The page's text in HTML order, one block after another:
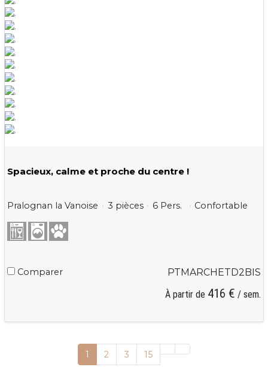
Spacieux, calme et proche du centre !
Pralognan la Vanoise 3 pièces 6 Pers. Confortable
Comparer
PTMARCHETD2BIS
À partir de 416 € / sem.
1 2 3 15